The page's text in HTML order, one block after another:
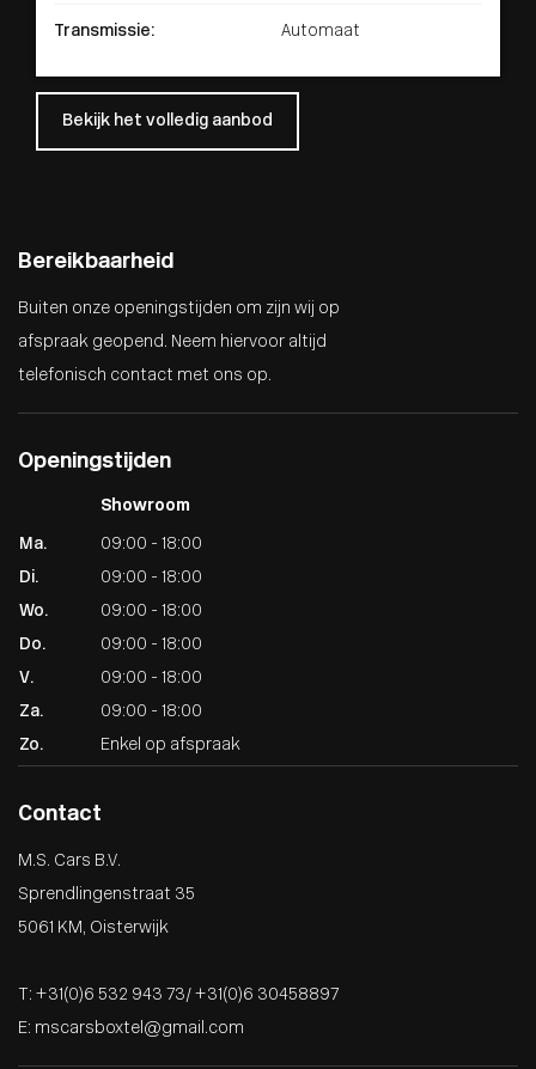
Transmissie: Automaat
Bekijk het volledig aanbod
Bereikbaarheid
Buiten onze openingstijden om zijn wij op
afspraak geopend. Neem hiervoor altijd
telefonisch contact met ons op.
Openingstijden
Showroom
Ma.
09:00 - 18:00
Di.
09:00 - 18:00
Wo.
09:00 - 18:00
Do.
09:00 - 18:00
V.
09:00 - 18:00
Za.
09:00 - 18:00
Zo.
Enkel op afspraak
Contact
M.S. Cars B.V.
Sprendlingenstraat 35
5061 KM, Oisterwijk
T: +31(0)6 532 943 73/ +31(0)6 30458897
E: mscarsboxtel@gmail.com